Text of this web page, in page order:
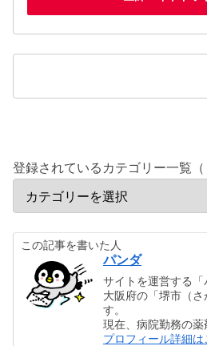
登録されているカテゴリー一覧（
この記事を書いた人
パンダ
サイトを運営する「
大阪府の「堺市（
す。
現在、病院勤務の薬
プロフィール詳細